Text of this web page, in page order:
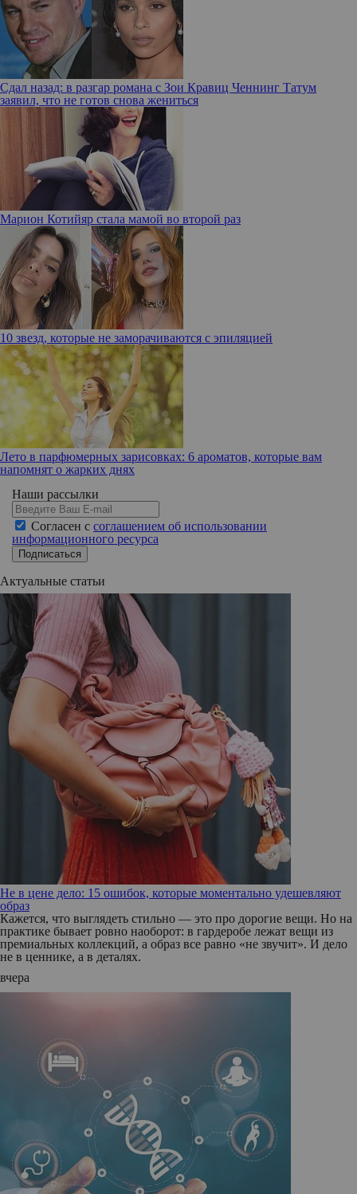
Сдал назад: в разгар романа с Зои Кравиц Ченнинг Татум
заявил, что не готов снова жениться
Марион Котийяр стала мамой во второй раз
10 звезд, которые не заморачиваются с эпиляцией
Лето в парфюмерных зарисовках: 6 ароматов, которые вам
напомнят о жарких днях
Наши рассылки
Согласен с соглашением об использовании
информационного ресурса
Подписаться
Актуальные статьи
Не в цене дело: 15 ошибок, которые моментально удешевляют
образ
Кажется, что выглядеть стильно — это про дорогие вещи. Но на
практике бывает ровно наоборот: в гардеробе лежат вещи из
премиальных коллекций, а образ все равно «не звучит». И дело
не в ценнике, а в деталях.
вчера